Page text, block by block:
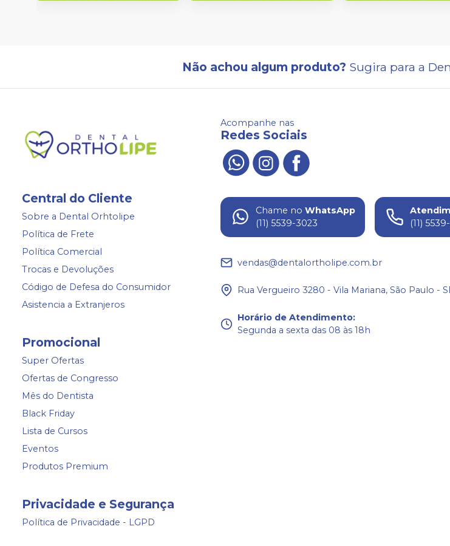
Não achou algum produto? Sugira para a
Central do Cliente
Sobre a Dental Orhtolipe
Política de Frete
Política Comercial
Trocas e Devoluções
Código de Defesa do Consumidor
Asistencia a Extranjeros
Promocional
Super Ofertas
Ofertas de Congresso
Mês do Dentista
Black Friday
Lista de Cursos
Eventos
Produtos Premium
Privacidade e Segurança
Política de Privacidade - LGPD
Acompanhe nas
Redes Sociais
Chame no WhatsApp
(11) 5539-3023
(11)
vendas@dentalortholipe.com.br
Rua Vergueiro 3280 - Vila Mariana, São Paulo -
Horário de Atendimento:
Segunda a sexta das 08 às 18h